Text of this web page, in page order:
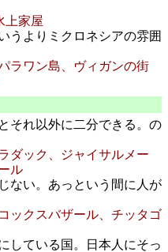
上家屋
うよりミクロネシアの雰囲
ラワン島、ヴィガンの街
それ以外に二分できる。の
ダック、ジャイサルメー
ル
ない。あっという間に人が
ックスバザール、チッタゴ
している国。日本人にそっ